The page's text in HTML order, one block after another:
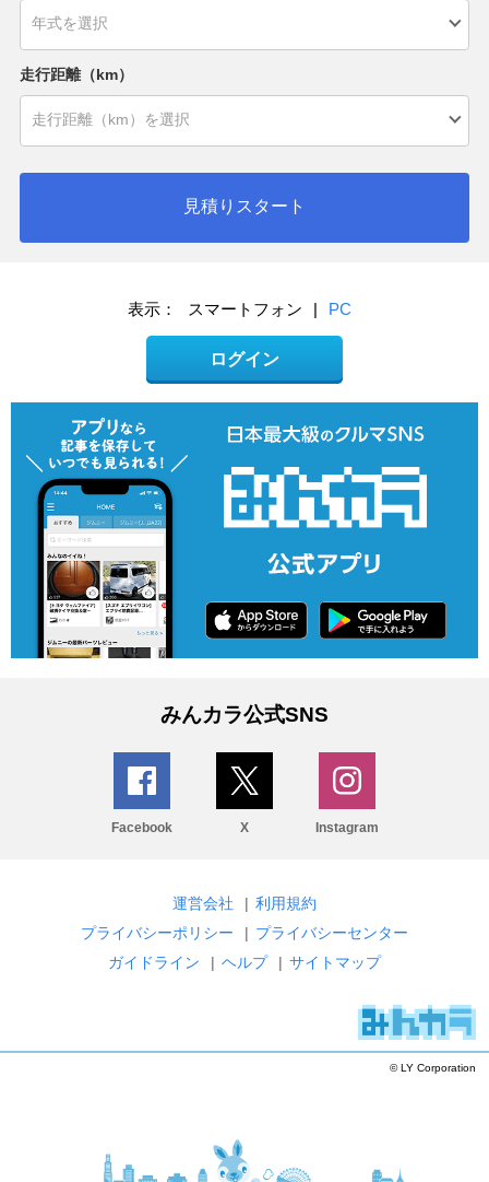
走行距離（km）
見積りスタート
表示： スマートフォン | PC
ログイン
みんカラ公式SNS
Facebook X Instagram
運営会社 | 利用規約
プライバシーポリシー
| プライバシーセンター
ガイドライン
| ヘルプ | サイトマップ
© LY Corporation